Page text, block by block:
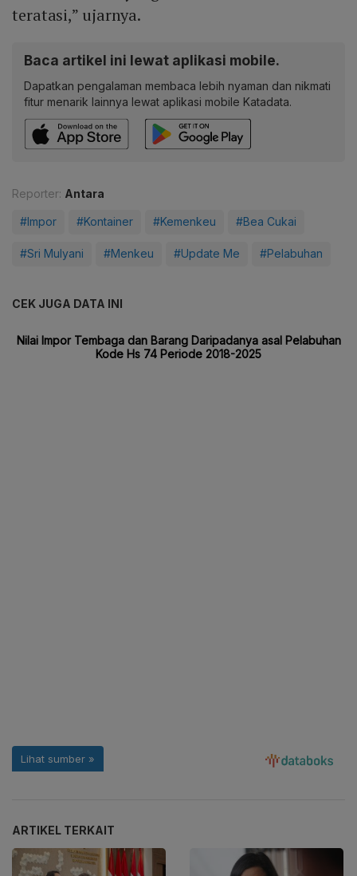
teratasi,” ujarnya.
Baca artikel ini lewat aplikasi mobile.
Dapatkan pengalaman membaca lebih nyaman dan nikmati
fitur menarik lainnya lewat aplikasi mobile Katadata.
Reporter: Antara
#Impor #Kontainer #Kemenkeu #Bea Cukai
#Sri Mulyani #Menkeu #Update Me #Pelabuhan
CEK JUGA DATA INI
ARTIKEL TERKAIT